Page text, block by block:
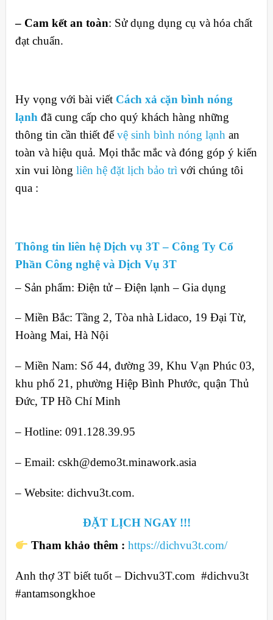
– Cam kết an toàn: Sử dụng dụng cụ và hóa chất
đạt chuẩn.
Hy vọng với bài viết Cách xả cặn bình nóng
lạnh đã cung cấp cho quý khách hàng những
thông tin cần thiết đểvệ sinh bình nóng lạnh an
toàn và hiệu quả. Mọi thắc mắc và đóng góp ý kiến
xin vui lòng liên hệ đặt lịch bảo trì với chúng tôi
qua :
Thông tin liên hệ Dịch vụ 3T – Công Ty Cổ
Phần Công nghệ và Dịch Vụ 3T
– Sản phẩm: Điện tử – Điện lạnh – Gia dụng
– Miền Bắc: Tầng 2, Tòa nhà Lidaco, 19 Đại Từ,
Hoàng Mai, Hà Nội
– Miền Nam: Số 44, đường 39, Khu Vạn Phúc 03,
khu phố 21, phường Hiệp Bình Phước, quận Thủ
Đức, TP Hồ Chí Minh
– Hotline: 091.128.39.95
– Email: cskh@demo3t.minawork.asia
– Website: dichvu3t.com.
ĐẶT LỊCH NGAY !!!
Tham khảo thêm : https://dichvu3t.com/
Anh thợ 3T biết tuốt – Dichvu3T.com #dichvu3t
#antamsongkhoe